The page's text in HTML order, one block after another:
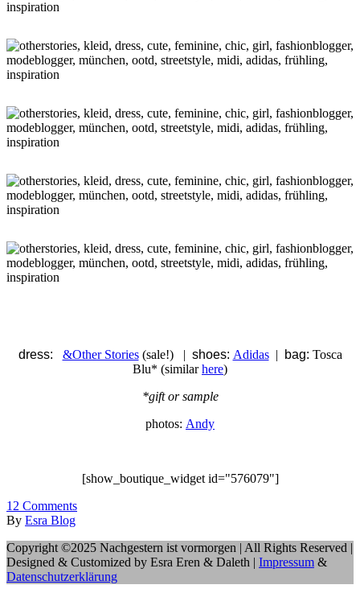
dress: &Other Stories(sale!) | shoes: Adidas| bag: Tosca
Blu* (similarhere)
*gift or sample
photos: Andy
[show_boutique_widget id="576079"]
12 Comments
By Esra Blog
Copyright ©2025 Nachgestern ist vormorgen | All Rights Reserved |
Designed & Customized by Esra Eren & Daleth | Impressum &
Datenschutzerklärung